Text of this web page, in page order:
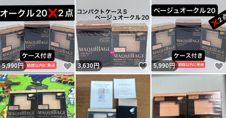
5,990円 いいね！
3,630円 いいね！
5,990円